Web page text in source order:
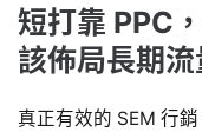
短打靠 PPC
該佈局長期流
真正有效的 SEM 行